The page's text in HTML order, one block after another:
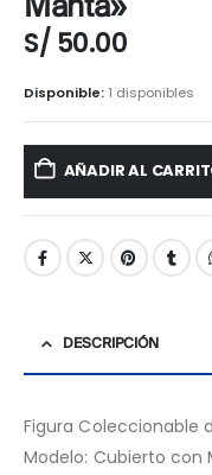
Manta»
S/ 50.00
Disponible: 1 disponibles
AÑADIR AL
DESCRIPCIÓN
Figura Coleccionable
Modelo: Cubierto con